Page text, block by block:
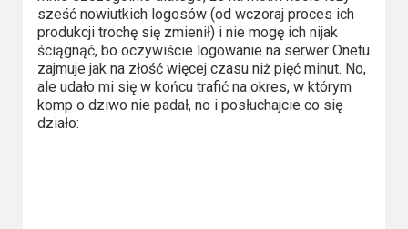
Filmy
dokumentalne
Horrory
sześć nowiutkich logosów (od wczoraj proces ich
produkcji trochę się zmienił) i nie mogę ich nijak
ściągnąć, bo oczywiście logowanie na serwer Onetu
zajmuje jak na złość więcej czasu niż pięć minut. No,
ale udało mi się w końcu trafić na okres, w którym
komp o dziwo nie padał, no i posłuchajcie co się
działo: